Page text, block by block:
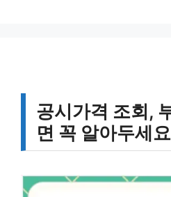
공시가격 조회,
면 꼭 알아두세요